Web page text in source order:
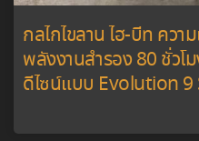
กลไกไขลาน ไฮ-บีท คว
พลังงานสำรอง 80 ชั่วโ
ดีไซน์แบบ Evolution 9